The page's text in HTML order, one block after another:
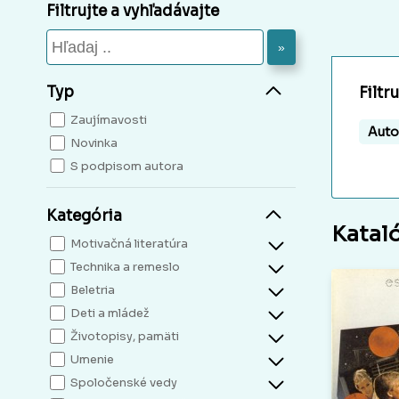
Filtrujte a vyhľadávajte
»
Typ
Zaujímavosti
Novinka
S podpisom autora
Kategória
Motivačná literatúra
Technika a remeslo
Beletria
Deti a mládež
Životopisy, pamäti
Umenie
Spoločenské vedy